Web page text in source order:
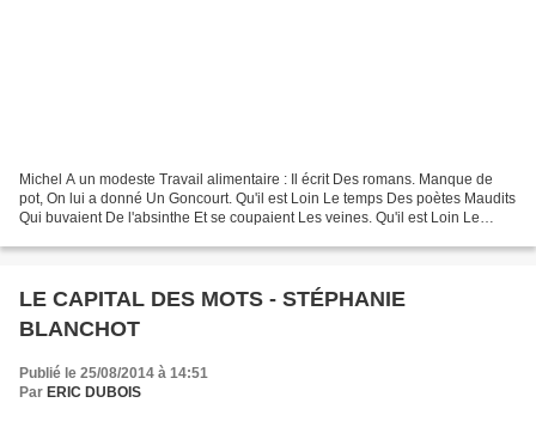
Michel A un modeste Travail alimentaire : Il écrit Des romans. Manque de
pot, On lui a donné Un Goncourt. Qu'il est Loin Le temps Des poètes Maudits
Qui buvaient De l'absinthe Et se coupaient Les veines. Qu'il est Loin Le
LE CAPITAL DES MOTS - STÉPHANIE
BLANCHOT
Publié le 25/08/2014 à 14:51
Par ERIC DUBOIS